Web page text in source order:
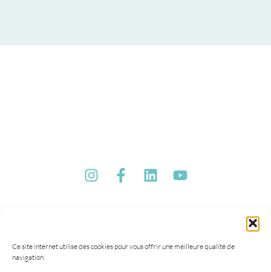
Ce site internet utilise des cookies pour vous offrir une meilleure qualité de
navigation.